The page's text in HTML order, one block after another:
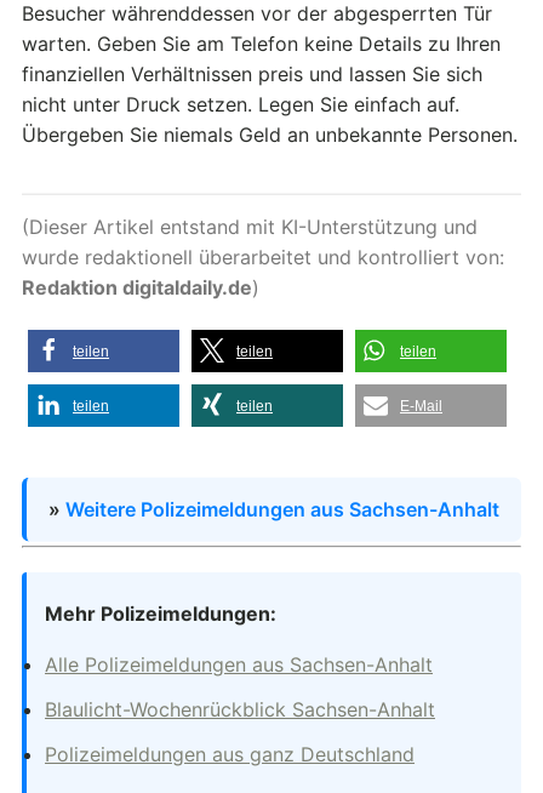
Besucher währenddessen vor der abgesperrten Tür
warten. Geben Sie am Telefon keine Details zu Ihren
finanziellen Verhältnissen preis und lassen Sie sich
nicht unter Druck setzen. Legen Sie einfach auf.
Übergeben Sie niemals Geld an unbekannte Personen.
(Dieser Artikel entstand mit KI-Unterstützung und
wurde redaktionell überarbeitet und kontrolliert von:
Redaktion digitaldaily.de)
teilen teilen teilen
teilen teilen E-Mail
» Weitere Polizeimeldungen aus Sachsen-Anhalt
Mehr Polizeimeldungen:
Alle Polizeimeldungen aus Sachsen-Anhalt
Blaulicht-Wochenrückblick Sachsen-Anhalt
Polizeimeldungen aus ganz Deutschland